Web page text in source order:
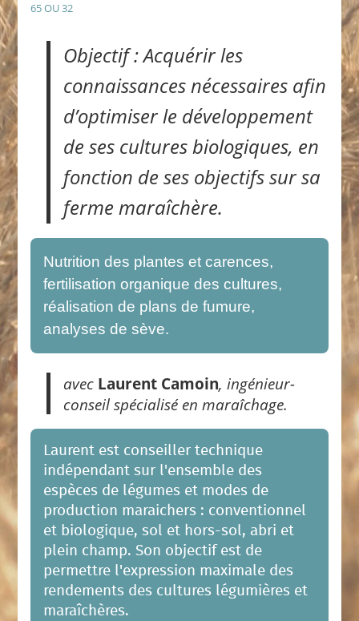
65 OU 32
Objectif : Acquérir les
connaissances nécessaires afin
d’optimiser le développement
de ses cultures biologiques, en
fonction de ses objectifs sur sa
ferme maraîchère.
Nutrition des plantes et carences,
fertilisation organique des cultures,
réalisation de plans de fumure,
analyses de sève.
avec Laurent Camoin, ingénieur-
conseil spécialisé en maraîchage.
Laurent est conseiller technique
indépendant sur l'ensemble des
espèces de légumes et modes de
production maraichers : conventionnel
et biologique, sol et hors-sol, abri et
plein champ. Son objectif est de
permettre l'expression maximale des
rendements des cultures légumières et
maraîchères.